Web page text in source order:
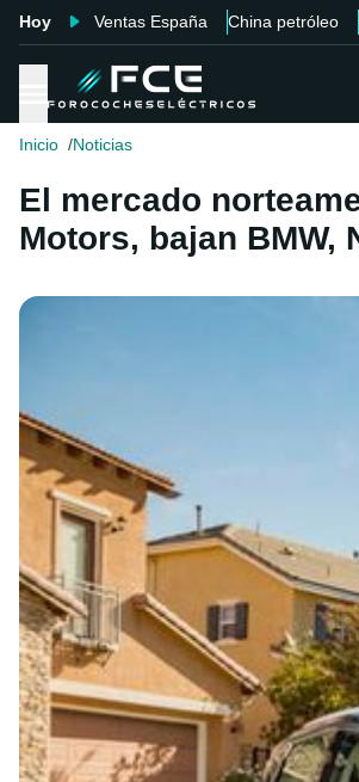
Hoy Ventas España China petróleo
Inicio Noticias
El mercado
Motors, bajan BMW,